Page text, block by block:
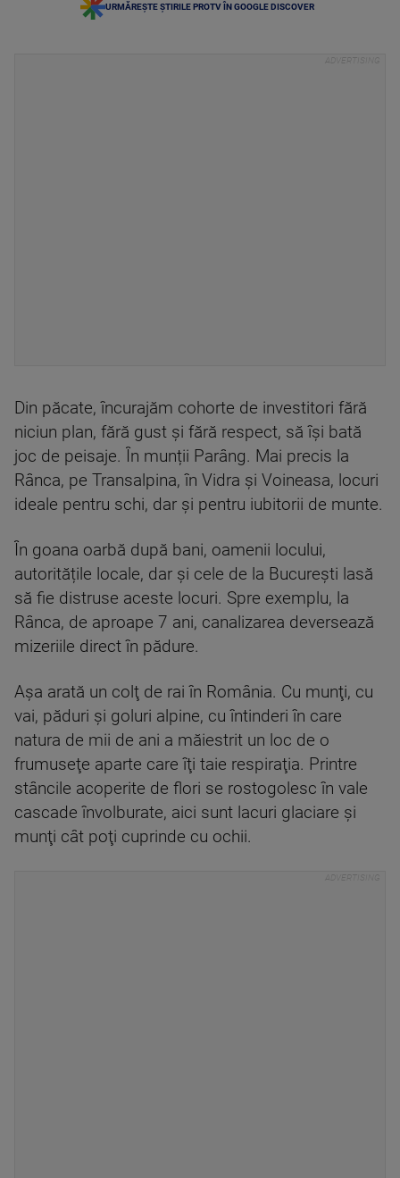
URMĂREȘTE ȘTIRILE PROTV ÎN GOOGLE DISCOVER
Din păcate, încurajăm cohorte de investitori fără
niciun plan, fără gust și fără respect, să își bată
joc de peisaje. În munții Parâng. Mai precis la
Rânca, pe Transalpina, în Vidra și Voineasa, locuri
ideale pentru schi, dar şi pentru iubitorii de munte.
În goana oarbă după bani, oamenii locului,
autoritățile locale, dar și cele de la Bucureşti lasă
să fie distruse aceste locuri. Spre exemplu, la
Rânca, de aproape 7 ani, canalizarea deversează
mizeriile direct în pădure.
Aşa arată un colţ de rai în România. Cu munţi, cu
vai, păduri şi goluri alpine, cu întinderi în care
natura de mii de ani a măiestrit un loc de o
frumuseţe aparte care îţi taie respiraţia. Printre
stâncile acoperite de flori se rostogolesc în vale
cascade învolburate, aici sunt lacuri glaciare şi
munţi cât poţi cuprinde cu ochii.